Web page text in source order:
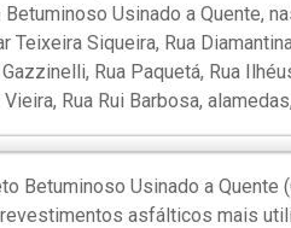
Betuminoso Usinado a Quente,
Teixeira Siqueira, Rua
Gazzinelli, Rua Paquetá, Rua
Rua Rui Barbosa,
Betuminoso Usinado a
asfálticos mais